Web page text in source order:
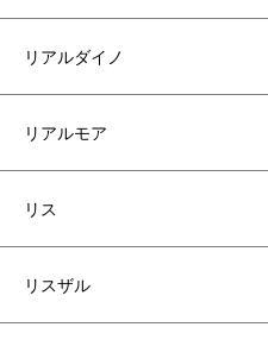
リアルダイノ
リアルモア
リス
リスザル